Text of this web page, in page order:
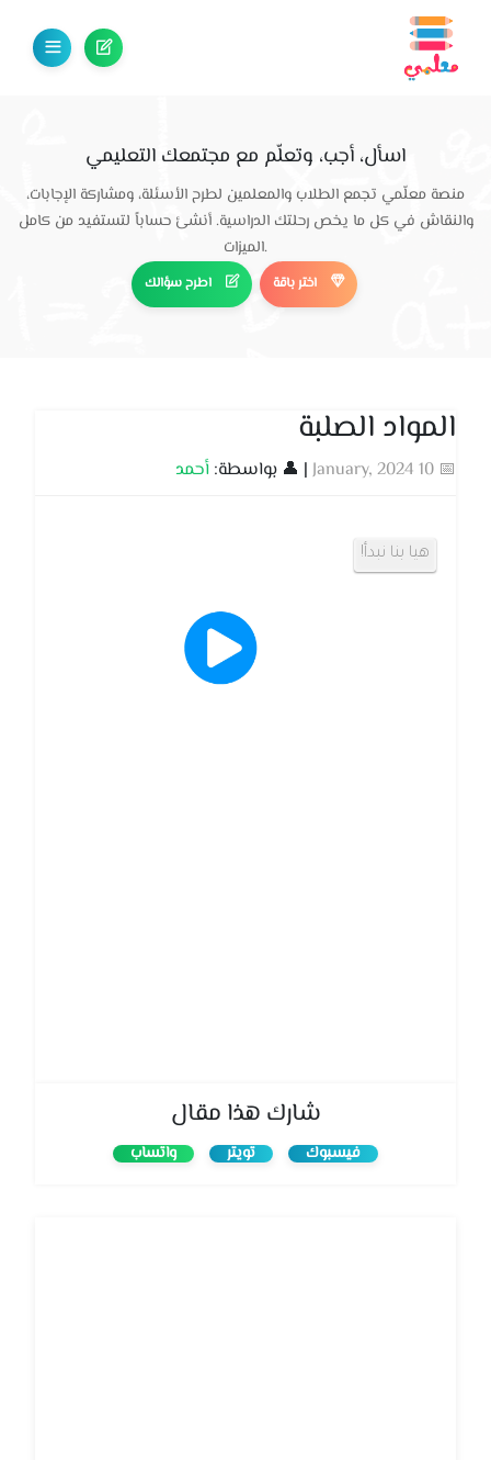
اسأل، أجب، وتعلّم مع مجتمعك التعليمي
منصة معلّمي تجمع الطلاب والمعلمين لطرح الأسئلة، ومشاركة الإجابات،
والنقاش في كل ما يخص رحلتك الدراسية. أنشئ حساباً لتستفيد من كامل
الميزات.
اطرح سؤالك اختر باقة
المواد الصلبة
📅 10 January, 2024 | 👤 بواسطة: أحمد
شارك هذا مقال
فيسبوك تويتر واتساب